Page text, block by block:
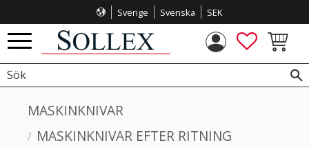
Meny
Sverige Svenska SEK
FAVORITER
MASKINKNIVAR
MASKINKNIVAR EFTER RITNING